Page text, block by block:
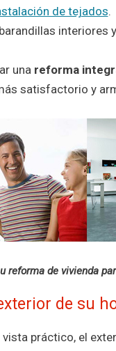
de tejados.
interiores
una reforma
satisfactorio y
reforma de vivienda
de su
vista práctico, el